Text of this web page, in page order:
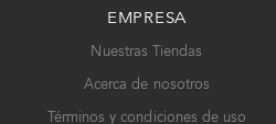
EMPRESA
Nuestras Tiendas
Acerca de nosotros
Términos y condiciones de uso